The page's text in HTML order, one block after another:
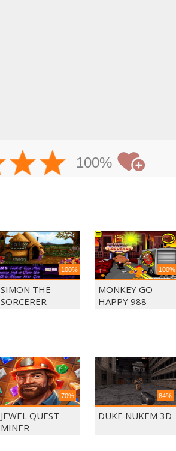
100%
100%
SIMON THE
SORCERER
100%
MONKEY GO
HAPPY 988
70%
JEWEL QUEST
MINER
84%
DUKE NUKEM 3D